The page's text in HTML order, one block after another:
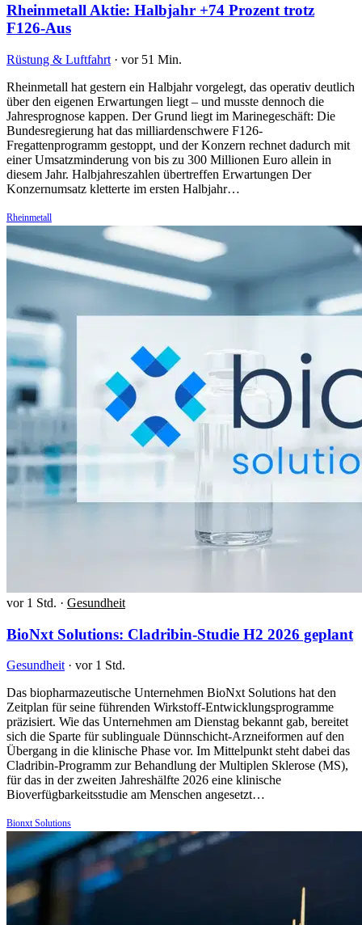
Rheinmetall Aktie: Halbjahr +74 Prozent trotz
F126-Aus
Rüstung & Luftfahrt · vor 51 Min.
Rheinmetall hat gestern ein Halbjahr vorgelegt, das operativ deutlich
über den eigenen Erwartungen liegt – und musste dennoch die
Jahresprognose kappen. Der Grund liegt im Marinegeschäft: Die
Bundesregierung hat das milliardenschwere F126-
Fregattenprogramm gestoppt, und der Konzern rechnet dadurch mit
einer Umsatzminderung von bis zu 300 Millionen Euro allein in
diesem Jahr. Halbjahreszahlen übertreffen Erwartungen Der
Konzernumsatz kletterte im ersten Halbjahr…
Rheinmetall
vor 1 Std. · Gesundheit
BioNxt Solutions: Cladribin-Studie H2 2026 geplant
Gesundheit · vor 1 Std.
Das biopharmazeutische Unternehmen BioNxt Solutions hat den
Zeitplan für seine führenden Wirkstoff-Entwicklungsprogramme
präzisiert. Wie das Unternehmen am Dienstag bekannt gab, bereitet
sich die Sparte für sublinguale Dünnschicht-Arzneiformen auf den
Übergang in die klinische Phase vor. Im Mittelpunkt steht dabei das
Cladribin-Programm zur Behandlung der Multiplen Sklerose (MS),
für das in der zweiten Jahreshälfte 2026 eine klinische
Bioverfügbarkeitsstudie am Menschen angesetzt…
Bionxt Solutions